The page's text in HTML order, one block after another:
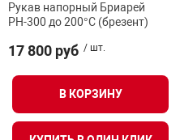
Рукав напорный Бриарей
РН-300 до 200°С (брезент)
17 800 руб / шт.
В КОРЗИНУ